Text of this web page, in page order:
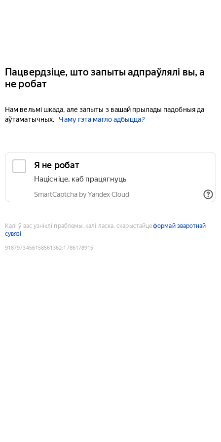
Пацвердзіце, што запыты адпраўлялі вы, а
не робат
Нам вельмі шкада, але запыты з вашай прылады падобныя да
аўтаматычных.
Чаму гэта магло адбыцца?
Я не робат
Націсніце, каб працягнуць
SmartCaptcha by Yandex Cloud
Калі ў вас узніклі праблемы, калі ласка, скарыстайцеформай зваротнай
сувязі
9187973456158561362:1786178915